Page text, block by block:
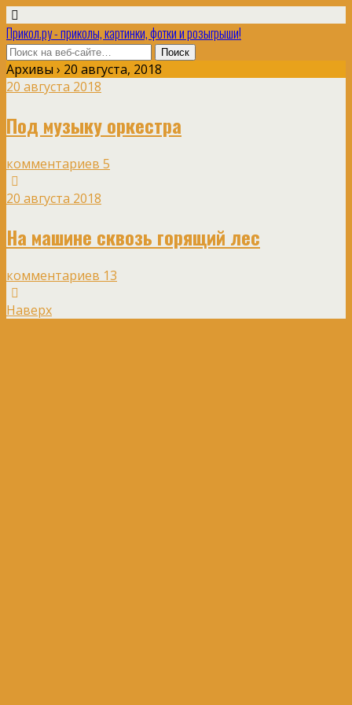
Прикол.ру - приколы, картинки, фотки и розыгрыши!
Архивы › 20 августа, 2018
20 августа 2018
Под музыку оркестра
комментариев 5
20 августа 2018
На машине сквозь горящий лес
комментариев 13
Наверх